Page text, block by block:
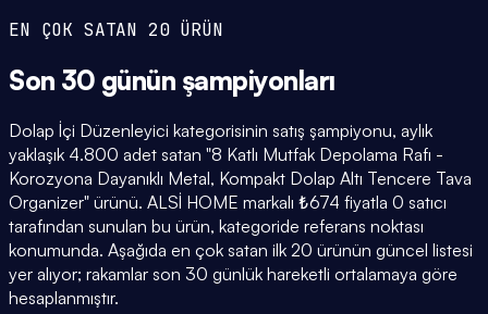
EN ÇOK SATAN 20 ÜRÜN
Son 30 günün şampiyonları
Dolap İçi Düzenleyici kategorisinin satış şampiyonu, aylık
yaklaşık 4.800 adet satan "8 Katlı Mutfak Depolama Rafı -
Korozyona Dayanıklı Metal, Kompakt Dolap Altı Tencere Tava
Organizer" ürünü. ALSİ HOME markalı ₺674 fiyatla 0 satıcı
tarafından sunulan bu ürün, kategoride referans noktası
konumunda. Aşağıda en çok satan ilk 20 ürünün güncel listesi
yer alıyor; rakamlar son 30 günlük hareketli ortalamaya göre
hesaplanmıştır.